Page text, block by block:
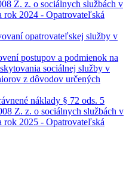
Z. z. o sociálnych službách v
rok 2024 - Opatrovateľská
opatrovateľskej služby v
postupov a podmienok na
sociálnej služby v
z dôvodov určených
náklady § 72 ods. 5
Z. z. o sociálnych službách v
rok 2025 - Opatrovateľská